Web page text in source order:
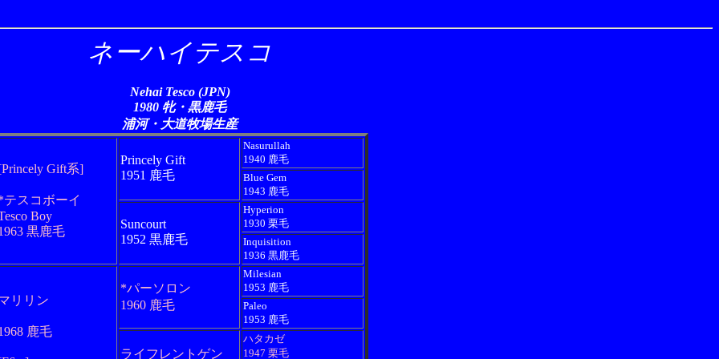
ネーハイテスコ
Nehai Tesco (JPN)
1980 牝・黒鹿毛
浦河・大道牧場生産
Gift系]
テスコボーイ
Boy
黒鹿毛
Princely Gift
1951 鹿毛
Nasurullah
1940 鹿毛
Blue Gem
1943 鹿毛
Suncourt
1952 黒鹿毛
Hyperion
1930 栗毛
Inquisition
1936 黒鹿毛
リリン
鹿毛
*パーソロン
1960 鹿毛
Milesian
1953 鹿毛
Paleo
1953 鹿毛
ライフレントゲン
ハタカゼ
1947 栗毛